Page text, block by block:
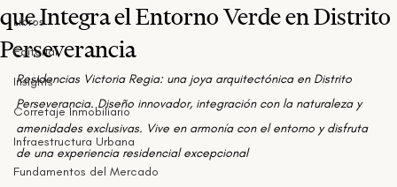
Libros
Editorial
Insights
Corretaje Inmobiliario
Infraestructura Urbana
Fundamentos del Mercado
que Integra el Entorno Verde en Distrito
Perseverancia
Residencias Victoria Regia: una joya arquitectónica en Distrito
Perseverancia. Diseño innovador, integración con la naturaleza y
amenidades exclusivas. Vive en armonía con el entorno y disfruta
de una experiencia residencial excepcional